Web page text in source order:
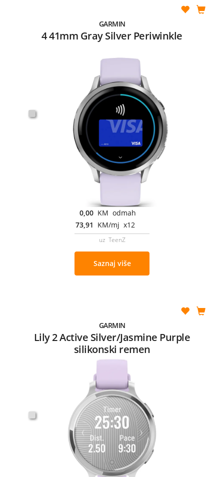
GARMIN
4 41mm Gray Silver Periwinkle
0,00 KM odmah
73,91 KM/mj x12
uz TeenZ
Saznaj više
GARMIN
Lily 2 Active Silver/Jasmine Purple
silikonski remen